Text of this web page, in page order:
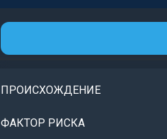
ПРОИСХОЖДЕНИЕ
ФАКТОР РИСКА